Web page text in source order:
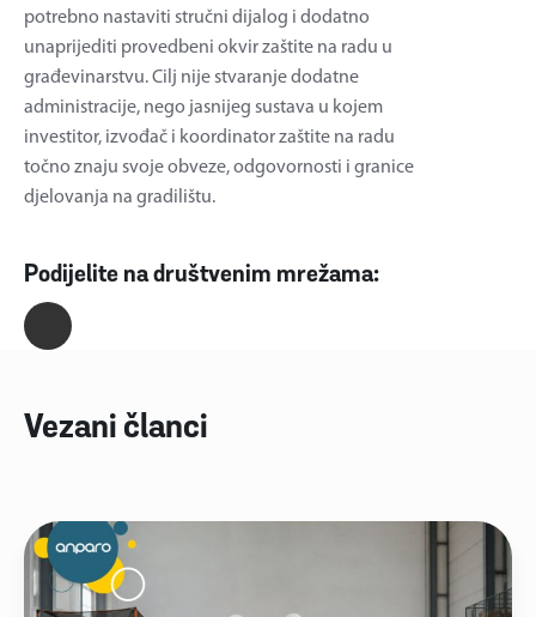
potrebno nastaviti stručni dijalog i dodatno
unaprijediti provedbeni okvir zaštite na radu u
građevinarstvu. Cilj nije stvaranje dodatne
administracije, nego jasnijeg sustava u kojem
investitor, izvođač i koordinator zaštite na radu
točno znaju svoje obveze, odgovornosti i granice
djelovanja na gradilištu.
Podijelite na društvenim mrežama:
Vezani članci